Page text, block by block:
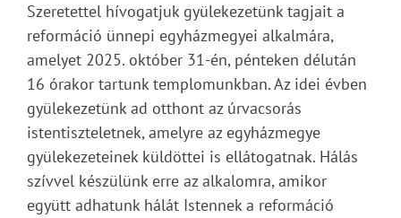
Szeretettel hívogatjuk gyülekezetünk tagjait a
reformáció ünnepi egyházmegyei alkalmára,
amelyet 2025. október 31-én, pénteken délután
16 órakor tartunk templomunkban. Az idei évben
gyülekezetünk ad otthont az úrvacsorás
istentiszteletnek, amelyre az egyházmegye
gyülekezeteinek küldöttei is ellátogatnak. Hálás
szívvel készülünk erre az alkalomra, amikor
együtt adhatunk hálát Istennek a reformáció